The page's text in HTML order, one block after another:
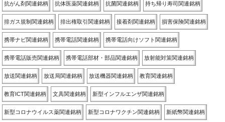
抗がん剤関連銘柄 抗体医薬関連銘柄 抗菌関連銘柄 持ち帰り寿司関連銘柄
排ガス規制関連銘柄 排出権取引関連銘柄 接着剤関連銘柄 損害保険関連銘柄
携帯ナビ関連銘柄 携帯電話関連銘柄 携帯電話向けソフト関連銘柄
携帯電話販売関連銘柄 携帯電話部材・部品関連銘柄 放射能対策関連銘柄
放送関連銘柄 放送局関連銘柄 放送機器関連銘柄 教育関連銘柄
教育ICT関連銘柄 文具関連銘柄 新型インフルエンザ関連銘柄
新型コロナウイルス薬関連銘柄 新型コロナワクチン関連銘柄 新紙幣関連銘柄